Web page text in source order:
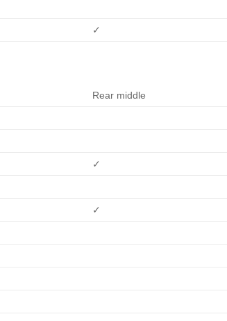
✓
Rear middle
✓
✓